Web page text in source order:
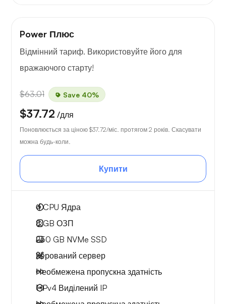
Power Плюс
Відмінний тариф. Використовуйте його для
вражаючого старту!
$63.01 Save 40%
$37.72 /для
Поновлюється за ціною $37.72/міс. протягом 2 років. Скасувати
можна будь-коли.
Купити
4CPU Ядра
8 GB ОЗП
250 GB NVMe SSD
Керований сервер
Необмежена пропускна здатність
1 IPv4 Виділений IP